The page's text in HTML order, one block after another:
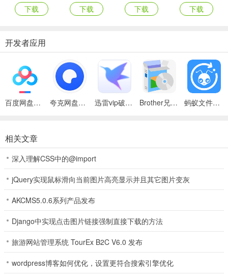
下载
下载
下载
下载
开发者应用
百度网盘绿色免安装Pc电脑版 夸克网盘官方正式版 迅雷vip破解版永久会员2024版 Brother兄弟 MFC-8480DN多功能一体机ISIS驱动 蚂蚁文件（数据恢复大师）
相关文章
深入理解CSS中的@import
jQuery实现鼠标滑向当前图片高亮显示并且其它图片变灰
AKCMS5.0.6系列产品发布
Django中实现点击图片链接强制直接下载的方法
旅游网站管理系统 TourEx B2C V6.0 发布
wordpress博客如何优化，设置更符合搜索引擎优化